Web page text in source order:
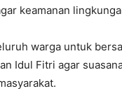
keamanan
warga untuk
Idul Fitri agar